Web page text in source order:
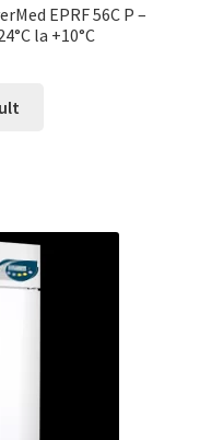
EPRF 56C P –
la +10°C